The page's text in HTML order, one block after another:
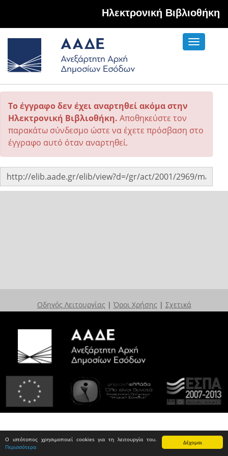
Δέχομαι
Ο ιστότοπος χρησιμοποιεί cookies για τη λειτουργία του.
Περισσότερα
Hλεκτρονική Βιβλιοθήκη
Toggle
Το έγγραφο δεν έχει αναρτηθεί ακόμα στην
Ηλεκτρονική Βιβλιοθήκη. Αποθηκεύστε τον
παρακάτω σύνδεσμο ώστε να έχετε πρόσβαση στο
έγγραφο αυτό όταν αναρτηθεί.
Οδηγός Λειτουργίας | Όροι Χρήσης | Σχετικά